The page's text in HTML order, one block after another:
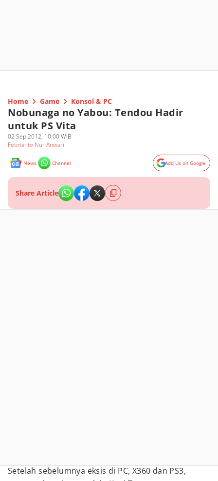
Home Game Konsol & PC
Nobunaga no Yabou: Tendou Hadir
untuk PS Vita
02 Sep 2012, 10:00 WIB
Febrianto Nur Anwari
News Channel Add Us on Google
Share Article
Setelah sebelumnya eksis di PC, X360 dan PS3,